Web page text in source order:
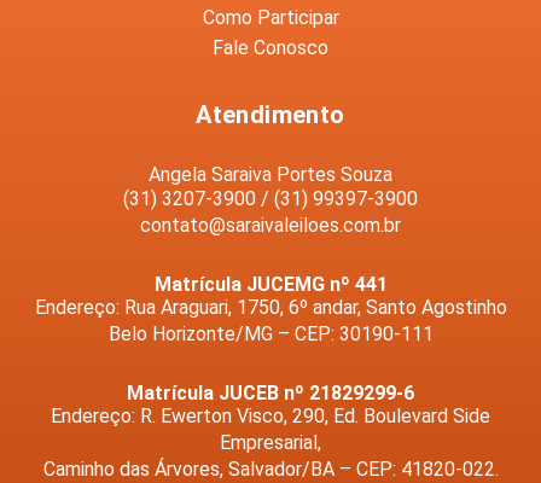
Como Participar
Fale Conosco
Atendimento
Angela Saraiva Portes Souza
(31) 3207-3900 / (31) 99397-3900
contato@saraivaleiloes.com.br
Matrícula JUCEMG nº 441
Endereço: Rua Araguari, 1750, 6º andar, Santo Agostinho
Belo Horizonte/MG – CEP: 30190-111
Matrícula JUCEB nº 21829299-6
Endereço: R. Ewerton Visco, 290, Ed. Boulevard Side
Empresarial,
Caminho das Árvores, Salvador/BA – CEP: 41820-022.